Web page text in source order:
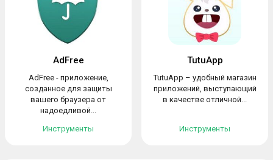
AdFree
AdFree - приложение,
созданное для защиты
вашего браузера от
надоедливой...
Инструменты
TutuApp
TutuApp – удобный магазин
приложений, выступающий
в качестве отличной...
Инструменты